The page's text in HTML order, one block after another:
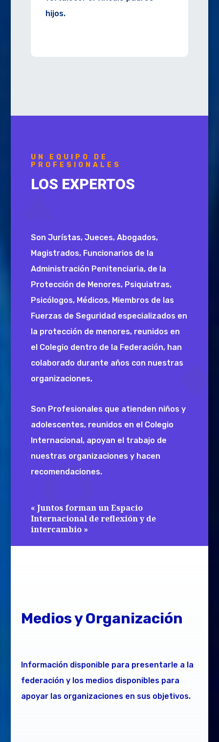
hijos.
UN EQUIPO DE
PROFESIONALES
LOS EXPERTOS
Son Jurístas, Jueces, Abogados,
Magistrados, Funcionarios de la
Administración Penitenciaria, de la
Protección de Menores, Psiquiatras,
Psicólogos, Médicos, Miembros de las
Fuerzas de Seguridad especializados en
la protección de menores, reunidos en
el Colegio dentro de la Federación, han
colaborado durante años con nuestras
organizaciones,
Son Profesionales que atienden niños y
adolescentes, reunidos en el Colegio
Internacional, apoyan el trabajo de
nuestras organizaciones y hacen
recomendaciones.
« Juntos forman un Espacio
Internacional de reflexión y de
intercambio »
Medios y Organización
Información disponible para presentarle a la
federación y los medios disponibles para
apoyar las organizaciones en sus objetivos.